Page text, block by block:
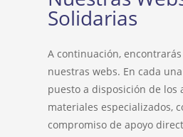
Solidarias
A continuación,
nuestras webs. En cada
puesto a disposición de los
materiales especializados,
compromiso de apoyo